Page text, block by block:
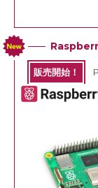
販売開始！